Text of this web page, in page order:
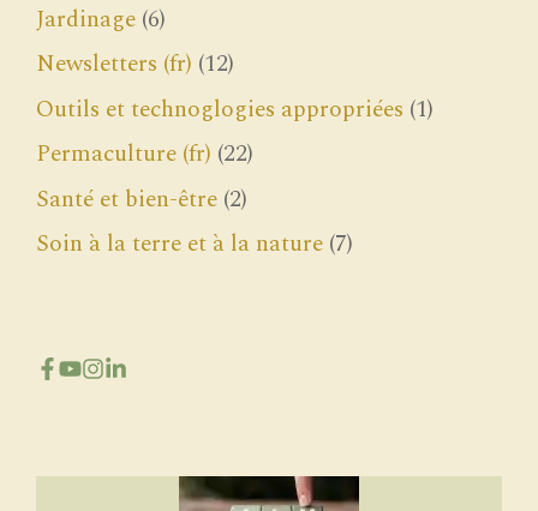
Jardinage (6)
Newsletters (fr) (12)
Outils et technoglogies appropriées (1)
Permaculture (fr) (22)
Santé et bien-être (2)
Soin à la terre et à la nature (7)